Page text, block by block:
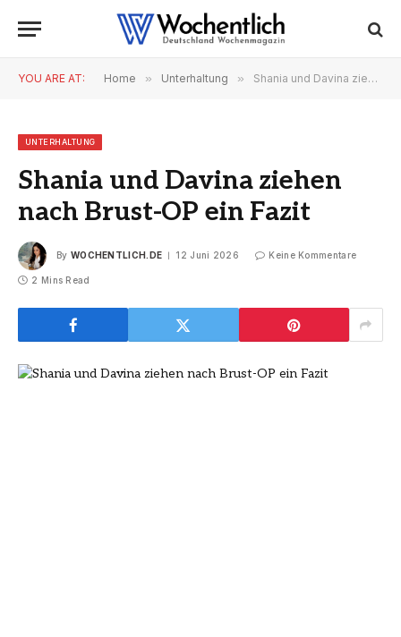
YOU ARE AT: Home » Unterhaltung » Shania und Davina ziehen nach Brust-OP ein Fazit
UNTERHALTUNG
Shania und Davina ziehen
nach Brust-OP ein Fazit
By WOCHENTLICH.DE 12 Juni 2026 Keine Kommentare
2 Mins Read